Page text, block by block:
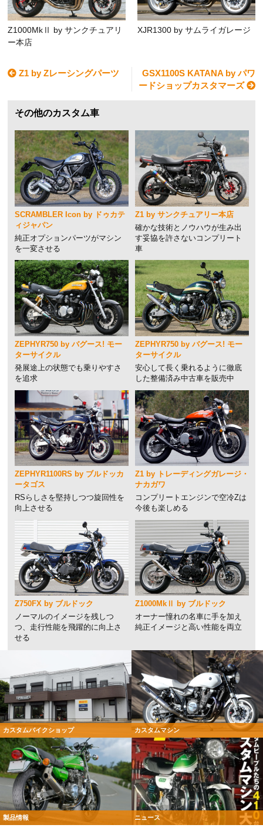
Z1000MkⅡ by サンクチュアリ
ー本店
XJR1300 by サムライガレージ
Z1 by Zレーシングパーツ
GSX1100S KATANA by パワ
ードショップカスタマーズ
その他のカスタム車
SCRAMBLER Icon by ドゥカテ
ィジャパン
純正オプションパーツがマシン
を一変させる
Z1 by サンクチュアリー本店
確かな技術とノウハウが生み出
す妥協を許さないコンプリート
車
ZEPHYR750 by バグース! モー
ターサイクル
発展途上の状態でも乗りやすさ
を追求
ZEPHYR750 by バグース! モー
ターサイクル
安心して長く乗れるように徹底
した整備済み中古車を販売中
ZEPHYR1100RS by ブルドッカ
ータゴス
RSらしさを堅持しつつ旋回性を
向上させる
Z1 by トレーディングガレージ・
ナカガワ
コンプリートエンジンで空冷Zは
今後も楽しめる
Z750FX by ブルドック
ノーマルのイメージを残しつ
つ、走行性能を飛躍的に向上さ
せる
Z1000MkⅡ by ブルドック
オーナー憧れの名車に手を加え
純正イメージと高い性能を両立
カスタムバイクショップ カスタムマシン
製品情報 ニュース